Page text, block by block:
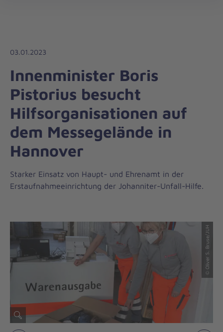
Leben
03.01.2023
Innenminister Boris
Pistorius besucht
Hilfsorganisationen auf
dem Messegelände in
Hannover
Starker Einsatz von Haupt- und Ehrenamt in der
Erstaufnahmeeinrichtung der Johanniter-Unfall-Hilfe.
© Oliver S. Bruse/JUH